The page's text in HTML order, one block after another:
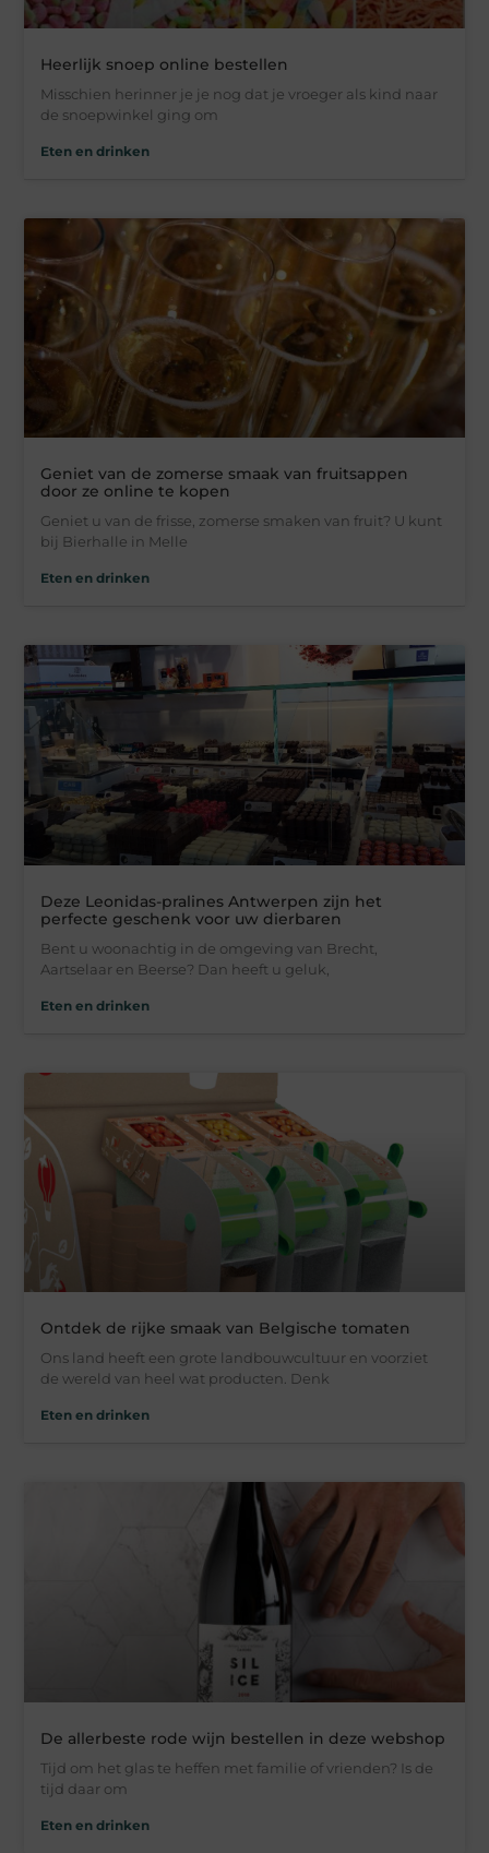
Heerlijk snoep online bestellen
Misschien herinner je je nog dat je vroeger als kind naar
de snoepwinkel ging om
Eten en drinken
Geniet van de zomerse smaak van fruitsappen
door ze online te kopen
Geniet u van de frisse, zomerse smaken van fruit? U kunt
bij Bierhalle in Melle
Eten en drinken
Deze Leonidas-pralines Antwerpen zijn het
perfecte geschenk voor uw dierbaren
Bent u woonachtig in de omgeving van Brecht,
Aartselaar en Beerse? Dan heeft u geluk,
Eten en drinken
Ontdek de rijke smaak van Belgische tomaten
Ons land heeft een grote landbouwcultuur en voorziet
de wereld van heel wat producten. Denk
Eten en drinken
De allerbeste rode wijn bestellen in deze webshop
Tijd om het glas te heffen met familie of vrienden? Is de
tijd daar om
Eten en drinken